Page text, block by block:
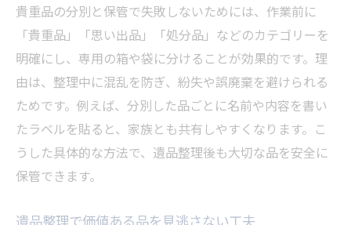
貴重品の分別と保管で失敗しないためには、作業前に
「貴重品」「思い出品」「処分品」などのカテゴリーを
明確にし、専用の箱や袋に分けることが効果的です。理
由は、整理中に混乱を防ぎ、紛失や誤廃棄を避けられる
ためです。例えば、分別した品ごとに名前や内容を書い
たラベルを貼ると、家族とも共有しやすくなります。こ
うした具体的な方法で、遺品整理後も大切な品を安全に
保管できます。
遺品整理で価値ある品を見逃さない工夫